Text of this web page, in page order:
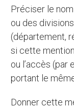
Préciser le nom de la localité par une mention de la
ou des
(département,
si cette
ou l’accès (par
portant le
Donner cette mention dans la langue de la source